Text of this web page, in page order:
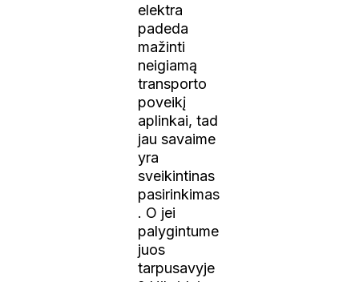
elektra
padeda
mažinti
neigiamą
transporto
poveikį
aplinkai, tad
jau savaime
yra
sveikintinas
pasirinkimas
. O jei
palygintume
juos
tarpusavyje